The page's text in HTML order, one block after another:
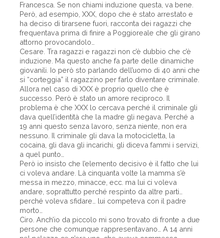
Francesca. Se non chiami induzione questa, va bene.
Però, ad esempio, XXX, dopo che è stato arrestato e
ha deciso di tirarsene fuori, racconta dei ragazzi che
frequentava prima di finire a Poggioreale che gli girano
attorno provocandolo…
Cesare. Tra ragazzi e ragazzi non c’è dubbio che c’è
induzione. Ma questo anche fa parte delle dinamiche
giovanili. Io però sto parlando dell’uomo di 40 anni che
si “corteggia” il ragazzino per farlo diventare criminale.
Allora nel caso di XXX è proprio quello che è
successo. Però è stato un amore reciproco. Il
problema è che XXX lo cercava perché il criminale gli
dava quell’identità che la madre gli negava. Perché a
19 anni questo senza lavoro, senza niente, non era
nessuno. Il criminale gli dava la motocicletta, la
cocaina, gli dava gli incarichi, gli diceva fammi i servizi,
a quel punto…
Però io insisto che l’elemento decisivo è il fatto che lui
ci voleva andare. Là cinquanta volte la mamma s’è
messa in mezzo, minacce, ecc. ma lui ci voleva
andare, soprattutto perché respinto da altre parti…
perché voleva sfidare… lui competeva con il padre
morto…
Ciro. Anch’io da piccolo mi sono trovato di fronte a due
persone che comunque rappresentavano… A 14 anni